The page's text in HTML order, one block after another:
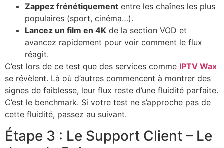
Zappez frénétiquement entre les chaînes les plus
populaires (sport, cinéma…).
Lancez un film en 4K de la section VOD et
avancez rapidement pour voir comment le flux
réagit.
C’est lors de ce test que des services comme IPTV Wax
se révèlent. Là où d’autres commencent à montrer des
signes de faiblesse, leur flux reste d’une fluidité parfaite.
C’est le benchmark. Si votre test ne s’approche pas de
cette fluidité, passez au suivant.
Étape 3 : Le Support Client – Le